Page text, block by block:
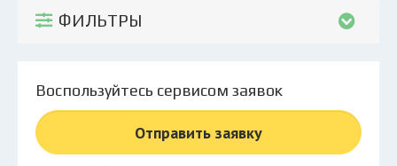
Экоблог
© 2026 Все права защищены
ФИЛЬТРЫ
Воспользуйтесь сервисом заявок
Отправить заявку